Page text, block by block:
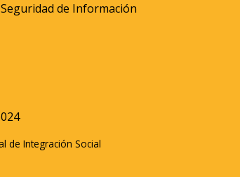
de Información
de Integración Social